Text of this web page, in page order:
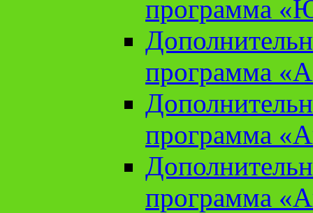
программа
программа
программа
программа